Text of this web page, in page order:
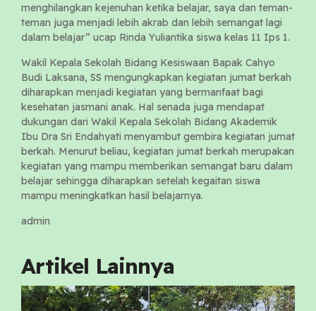
menghilangkan kejenuhan ketika belajar, saya dan teman-
teman juga menjadi lebih akrab dan lebih semangat lagi
dalam belajar” ucap Rinda Yuliantika siswa kelas 11 Ips 1.
Wakil Kepala Sekolah Bidang Kesiswaan Bapak Cahyo
Budi Laksana, SS mengungkapkan kegiatan jumat berkah
diharapkan menjadi kegiatan yang bermanfaat bagi
kesehatan jasmani anak. Hal senada juga mendapat
dukungan dari Wakil Kepala Sekolah Bidang Akademik
Ibu Dra Sri Endahyati menyambut gembira kegiatan jumat
berkah. Menurut beliau, kegiatan jumat berkah merupakan
kegiatan yang mampu memberikan semangat baru dalam
belajar sehingga diharapkan setelah kegaitan siswa
mampu meningkatkan hasil belajarnya.
admin
Artikel Lainnya